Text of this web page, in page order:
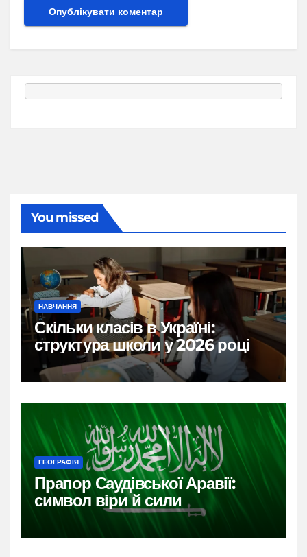
You missed
НАВЧАННЯ
Скільки класів в Україні:
структура школи у 2026 році
ГЕОГРАФІЯ
Прапор Саудівської Аравії:
символ віри й сили